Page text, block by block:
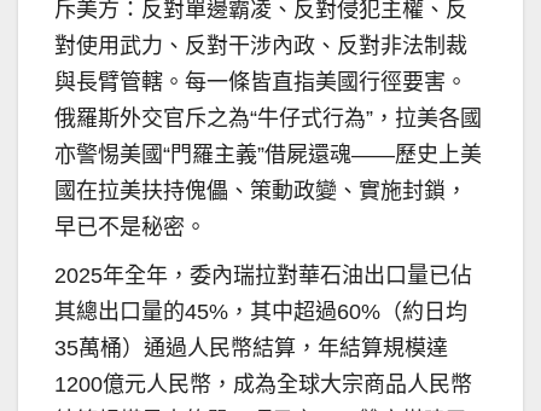
斥美方：反對單邊霸凌、反對侵犯主權、反
對使用武力、反對干涉內政、反對非法制裁
與長臂管轄。每一條皆直指美國行徑要害。
俄羅斯外交官斥之為“牛仔式行為”，拉美各國
亦警惕美國“門羅主義”借屍還魂——歷史上美
國在拉美扶持傀儡、策動政變、實施封鎖，
早已不是秘密。
2025年全年，委內瑞拉對華石油出口量已佔
其總出口量的45%，其中超過60%（約日均
35萬桶）通過人民幣結算，年結算規模達
1200億元人民幣，成為全球大宗商品人民幣